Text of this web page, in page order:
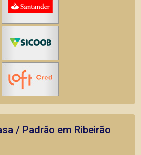
/ Padrão em Ribeirão